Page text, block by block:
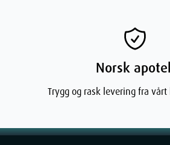
Norsk
Trygg og rask levering fra vårt